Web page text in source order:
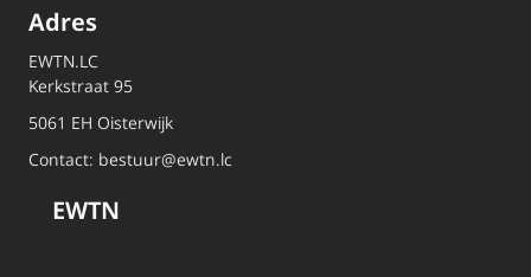
Adres
EWTN.LC
Kerkstraat 95
5061 EH Oisterwijk
Contact: bestuur@ewtn.lc
EWTN